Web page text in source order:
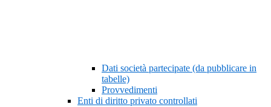
Dati società partecipate (da pubblicare in
tabelle)
Provvedimenti
Enti di diritto privato controllati